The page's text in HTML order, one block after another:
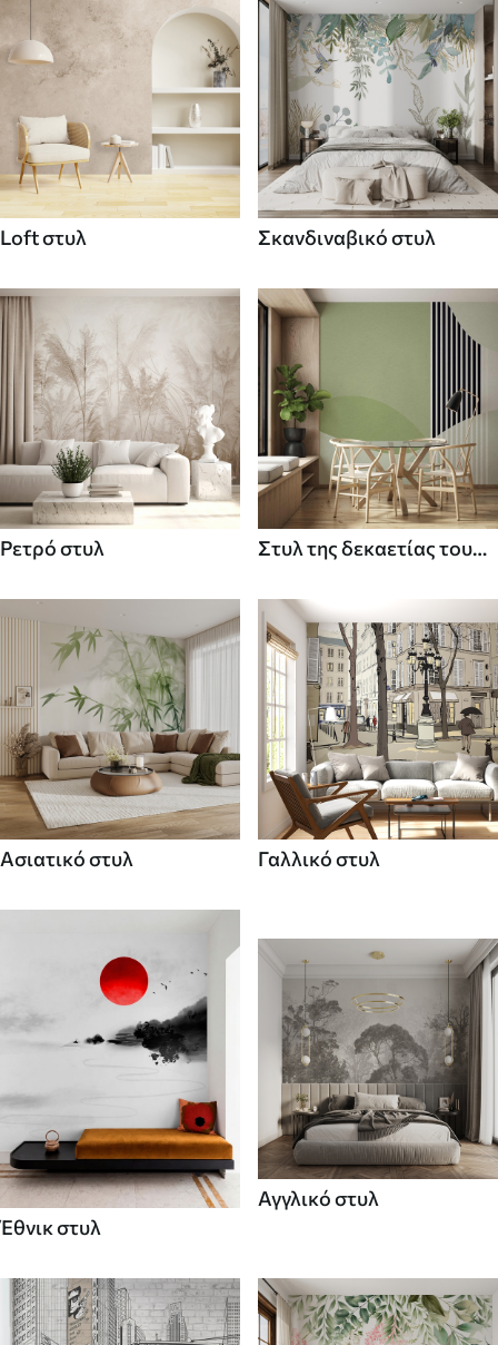
Loft στυλ Σκανδιναβικό στυλ
Ρετρό στυλ
Στυλ της δεκαετίας του
Ασιατικό στυλ Γαλλικό στυλ
Έθνικ στυλ
Αγγλικό στυλ